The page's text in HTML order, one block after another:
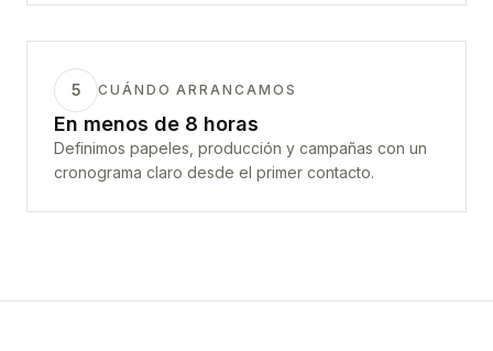
5 CUÁNDO ARRANCAMOS
En menos de 8 horas
Definimos papeles, producción y campañas con un
cronograma claro desde el primer contacto.